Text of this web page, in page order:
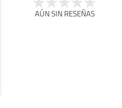
AÚN SIN RESEÑAS